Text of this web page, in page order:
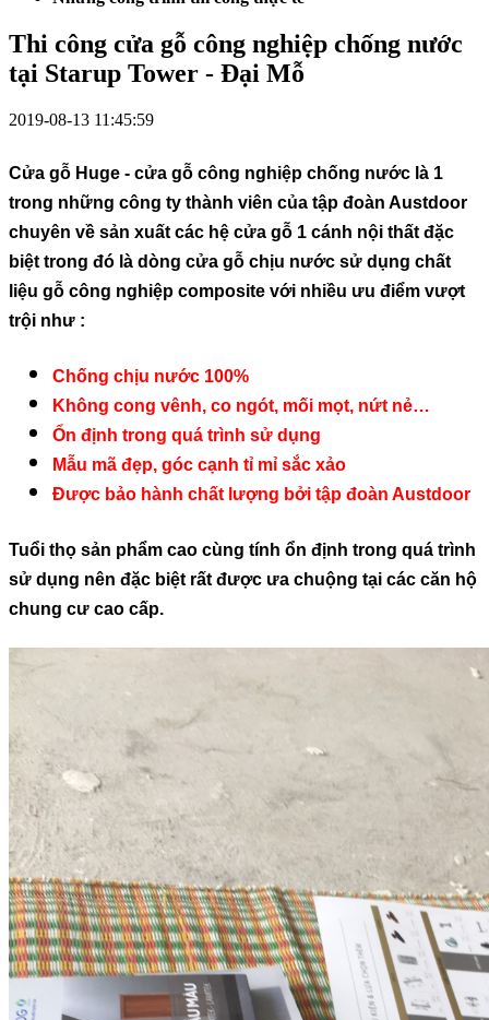
Thi công cửa gỗ công nghiệp chống nước
tại Starup Tower - Đại Mỗ
2019-08-13 11:45:59
Cửa gỗ Huge - cửa gỗ công nghiệp chống nước là 1
trong những công ty thành viên của tập đoàn Austdoor
chuyên về sản xuất các hệ cửa gỗ 1 cánh nội thất đặc
biệt trong đó là dòng cửa gỗ chịu nước sử dụng chất
liệu gỗ công nghiệp composite với nhiều ưu điểm vượt
trội như :
Chống chịu nước 100%
Không cong vênh, co ngót, mối mọt, nứt nẻ…
Ổn định trong quá trình sử dụng
Mẫu mã đẹp, góc cạnh tỉ mỉ sắc xảo
Được bảo hành chất lượng bởi tập đoàn Austdoor
Tuổi thọ sản phẩm cao cùng tính ổn định trong quá trình
sử dụng nên đặc biệt rất được ưa chuộng tại các căn hộ
chung cư cao cấp.